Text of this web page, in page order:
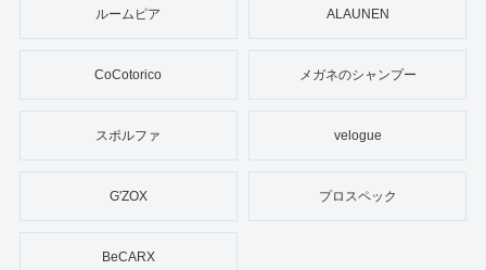
ルームピア ALAUNEN
CoCotorico メガネのシャンプー
スポルファ velogue
G'ZOX プロスペック
BeCARX